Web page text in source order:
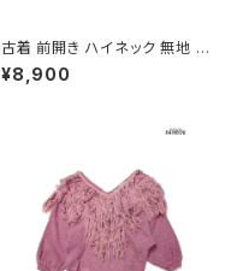
古着 前開き ハイネック 無地 長
袖 アウター ライトジャケット 紺
(ttu2509089)
¥8,900